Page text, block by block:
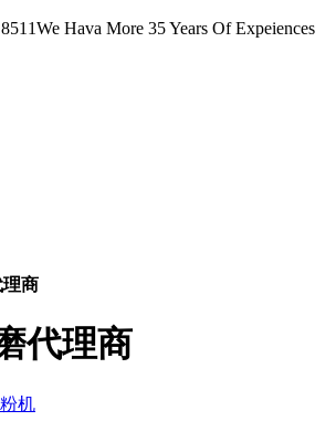
We Hava More 35 Years Of Expeiences
商
代理商